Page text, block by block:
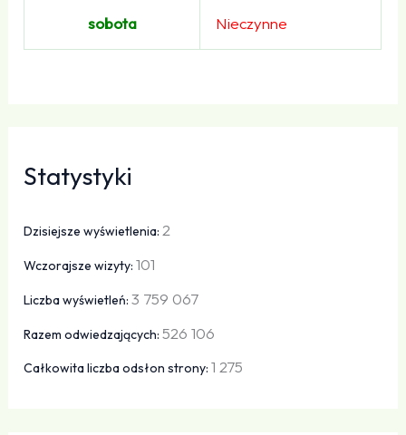
sobota Nieczynne
Statystyki
Dzisiejsze wyświetlenia:2
Wczorajsze wizyty:101
Liczba wyświetleń:3 759 067
Razem odwiedzających:526 106
Całkowita liczba odsłon strony:1 275